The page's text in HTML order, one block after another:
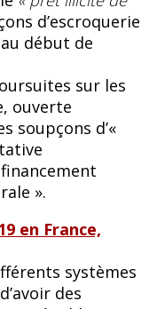
d’escroquerie
début de
sur les
ouverte
soupçons d’«
».
en France,
systèmes
des